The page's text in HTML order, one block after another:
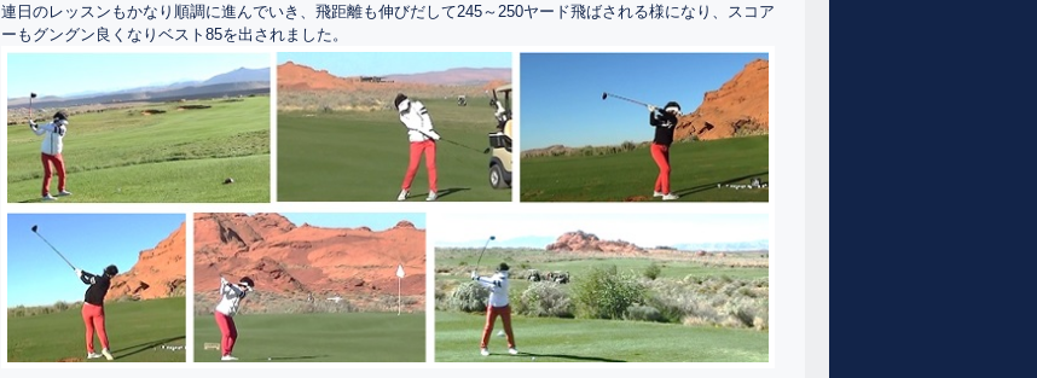
連日のレッスンもかなり順調に進んでいき、飛距離も伸びだして245～250ヤード飛ばされる様になり、スコア
ーもグングン良くなりベスト85を出されました。